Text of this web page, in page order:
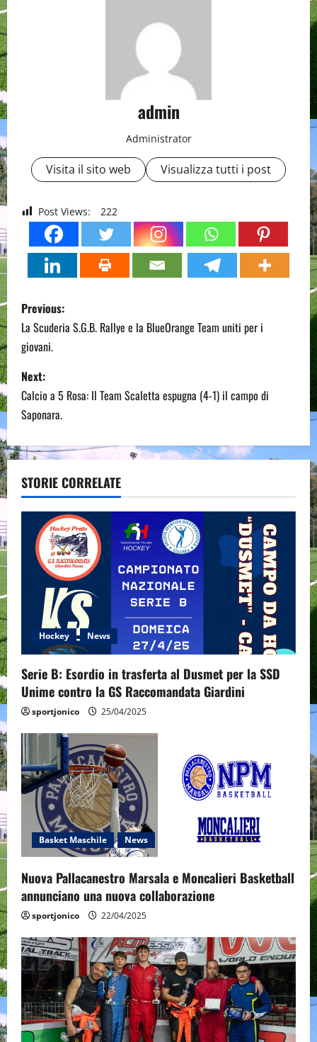
admin
Administrator
Visita il sito web Visualizza tutti i post
Post Views: 222
P
o
s
t
n
a
v
i
o
n
Previous:
La Scuderia S.G.B. Rallye e la BlueOrange Team uniti per i
giovani.
Next:
Calcio a 5 Rosa: Il Team Scaletta espugna (4-1) il campo di
Saponara.
STORIE CORRELATE
Hockey News
Serie B: Esordio in trasferta al Dusmet per la SSD
Unime contro la GS Raccomandata Giardini
sportjonico 25/04/2025
Basket Maschile News
Nuova Pallacanestro Marsala e Moncalieri Basketball
annunciano una nuova collaborazione
sportjonico 22/04/2025